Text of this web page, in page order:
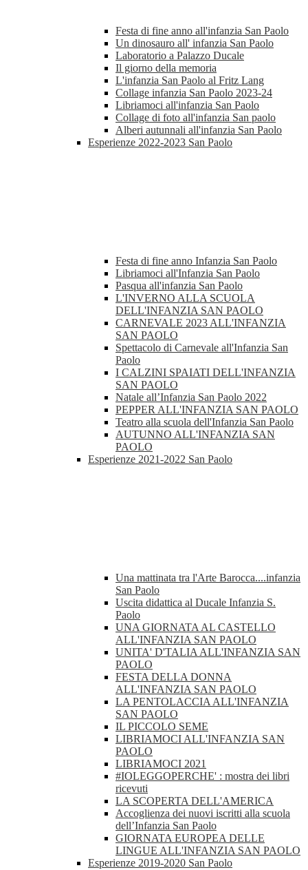
Festa di fine anno all'infanzia San Paolo
Un dinosauro all' infanzia San Paolo
Laboratorio a Palazzo Ducale
Il giorno della memoria
L'infanzia San Paolo al Fritz Lang
Collage infanzia San Paolo 2023-24
Libriamoci all'infanzia San Paolo
Collage di foto all'infanzia San paolo
Alberi autunnali all'infanzia San Paolo
Esperienze 2022-2023 San Paolo
Festa di fine anno Infanzia San Paolo
Libriamoci all'Infanzia San Paolo
Pasqua all'infanzia San Paolo
L'INVERNO ALLA SCUOLA
DELL'INFANZIA SAN PAOLO
CARNEVALE 2023 ALL'INFANZIA
SAN PAOLO
Spettacolo di Carnevale all'Infanzia San
Paolo
I CALZINI SPAIATI DELL'INFANZIA
SAN PAOLO
Natale all’Infanzia San Paolo 2022
PEPPER ALL'INFANZIA SAN PAOLO
Teatro alla scuola dell'Infanzia San Paolo
AUTUNNO ALL'INFANZIA SAN
PAOLO
Esperienze 2021-2022 San Paolo
Una mattinata tra l'Arte Barocca....infanzia
San Paolo
Uscita didattica al Ducale Infanzia S.
Paolo
UNA GIORNATA AL CASTELLO
ALL'INFANZIA SAN PAOLO
UNITA' D'TALIA ALL'INFANZIA SAN
PAOLO
FESTA DELLA DONNA
ALL'INFANZIA SAN PAOLO
LA PENTOLACCIA ALL'INFANZIA
SAN PAOLO
IL PICCOLO SEME
LIBRIAMOCI ALL'INFANZIA SAN
PAOLO
LIBRIAMOCI 2021
#IOLEGGOPERCHE' : mostra dei libri
ricevuti
LA SCOPERTA DELL'AMERICA
Accoglienza dei nuovi iscritti alla scuola
dell’Infanzia San Paolo
GIORNATA EUROPEA DELLE
LINGUE ALL'INFANZIA SAN PAOLO
Esperienze 2019-2020 San Paolo